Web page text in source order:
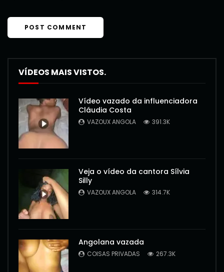
VÍDEOS MAIS VISTOS.
Vídeo vazado da influenciadora
Cláudia Costa
VAZOUX ANGOLA 391.3K
Veja o vídeo da cantora Sílvia
Silly
VAZOUX ANGOLA 314.7K
Angolana vazada
COISAS PRIVADAS 267.3K